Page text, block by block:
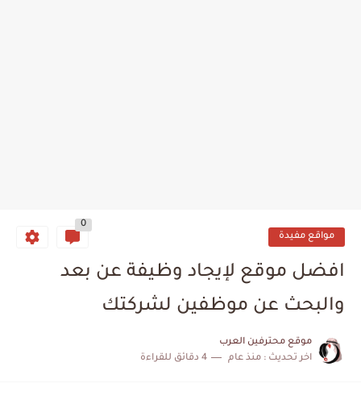
مواقع مفيدة
0
افضل موقع لإيجاد وظيفة عن بعد
والبحث عن موظفين لشركتك
موقع محترفين العرب
اخر تحديث : منذ عام 4 دقائق للقراءة